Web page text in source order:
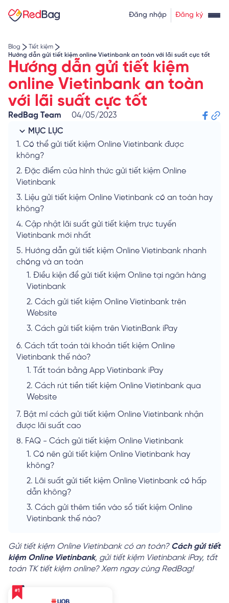
Đăng nhập Đăng ký
Tính lãi vay
Về chúng tôi
Blog
Tiết kiệm
Hướng dẫn gửi tiết kiệm online Vietinbank an toàn với lãi suất cực tốt
Hướng dẫn gửi tiết kiệm
online Vietinbank an toàn
với lãi suất cực tốt
RedBag Team
04/05/2023
MỤC LỤC
1. Có thể gửi tiết kiệm Online Vietinbank được
không?
2. Đặc điểm của hình thức gửi tiết kiệm Online
Vietinbank
3. Liệu gửi tiết kiệm Online Vietinbank có an toàn hay
không?
4. Cập nhật lãi suất gửi tiết kiệm trực tuyến
Vietinbank mới nhất
5. Hướng dẫn gửi tiết kiệm Online Vietinbank nhanh
chóng và an toàn
1. Điều kiện để gửi tiết kiệm Online tại ngân hàng
Vietinbank
2. Cách gửi tiết kiệm Online Vietinbank trên
Website
3. Cách gửi tiết kiệm trên VietinBank iPay
6. Cách tất toán tài khoản tiết kiệm Online
Vietinbank thế nào?
1.
Tất toán bằng App Vietinbank iPay
2. Cách rút tiền tiết kiệm Online Vietinbank qua
Website
7. Bật mí cách gửi tiết kiệm Online Vietinbank nhận
được lãi suất cao
8. FAQ - Cách gửi tiết kiệm Online Vietinbank
1. Có nên gửi tiết kiệm Online Vietinbank hay
không?
2. Lãi suất gửi tiết kiệm Online Vietinbank có hấp
dẫn không?
3. Cách gửi thêm tiền vào sổ tiết kiệm Online
Vietinbank thế nào?
Gửi tiết kiệm Online Vietinbank có an toàn? Cách gửi tiết
kiệm Online Vietinbank, gửi tiết kiệm Vietinbank iPay, tất
toán TK tiết kiệm online? Xem ngay cùng RedBag!